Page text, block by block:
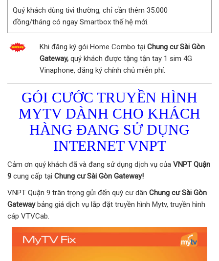
Quý khách dùng tivi thường, chỉ cần thêm 35.000
đồng/tháng có ngay Smartbox thế hệ mới.
Khi đăng ký gói Home Combo tại Chung cư Sài Gòn
Gateway, quý khách được tặng tận tay 1 sim 4G
Vinaphone, đăng ký chính chủ miễn phí.
GÓI CƯỚC TRUYỀN HÌNH
MYTV DÀNH CHO KHÁCH
HÀNG ĐANG SỬ DỤNG
INTERNET VNPT
Cảm ơn quý khách đã và đang sử dụng dịch vụ của VNPT Quận
9 cung cấp tại Chung cư Sài Gòn Gateway!
VNPT Quận 9 trân trọng gửi đến quý cư dân Chung cư Sài Gòn
Gateway bảng giá dịch vụ lắp đặt truyền hình Mytv, truyền hình
cáp VTVCab.